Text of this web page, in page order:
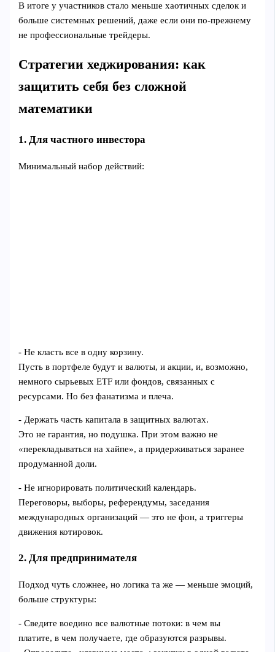
В итоге у участников стало меньше хаотичных сделок и
больше системных решений, даже если они по‑прежнему
не профессиональные трейдеры.
Стратегии хеджирования: как
защитить себя без сложной
математики
1. Для частного инвестора
Минимальный набор действий:
- Не класть все в одну корзину.
Пусть в портфеле будут и валюты, и акции, и, возможно,
немного сырьевых ETF или фондов, связанных с
ресурсами. Но без фанатизма и плеча.
- Держать часть капитала в защитных валютах.
Это не гарантия, но подушка. При этом важно не
«перекладываться на хайпе», а придерживаться заранее
продуманной доли.
- Не игнорировать политический календарь.
Переговоры, выборы, референдумы, заседания
международных организаций — это не фон, а триггеры
движения котировок.
2. Для предпринимателя
Подход чуть сложнее, но логика та же — меньше эмоций,
больше структуры:
- Сведите воедино все валютные потоки: в чем вы
платите, в чем получаете, где образуются разрывы.